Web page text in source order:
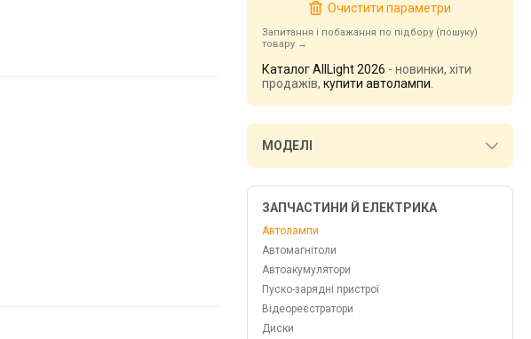
Очистити параметри
Запитання і побажання по підбору (пошуку)
товару
Каталог AllLight 2026 - новинки, хіти
продажів, купити автолампи
МОДЕЛІ
ЗАПЧАСТИНИ Й ЕЛЕКТРИКА
Автолампи
Автомагнітоли
Автоакумулятори
Пуско-зарядні пристрої
Відеореєстратори
Диски